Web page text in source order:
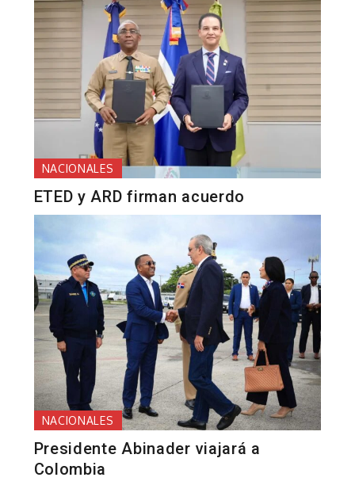
NACIONALES
ETED y ARD firman acuerdo
NACIONALES
Presidente Abinader viajará a
Colombia